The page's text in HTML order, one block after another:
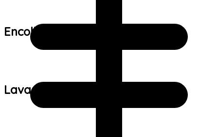
Encolhimento:
Lavagem: